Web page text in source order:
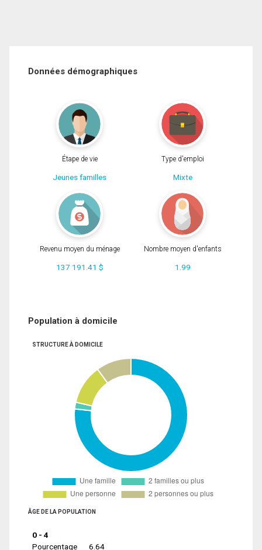
Données démographiques
Étape de vie
Jeunes familles
Type d'emploi
Mixte
Revenu moyen du ménage
137 191.41 $
Nombre moyen d'enfants
1.99
Population à domicile
STRUCTURE À DOMICILE
ÂGE DE LA POPULATION
0 - 4
Pourcentage
6.64